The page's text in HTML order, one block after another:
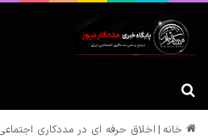
خانه | اخلاق حرفه ای در مددکاری